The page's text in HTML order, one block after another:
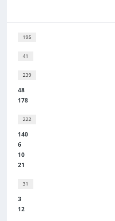
195
41
239
48
178
222
140
6
10
21
31
3
12